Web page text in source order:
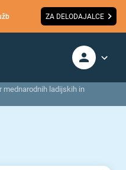
ZA DELODAJALCE
mednarodnih ladijskih in